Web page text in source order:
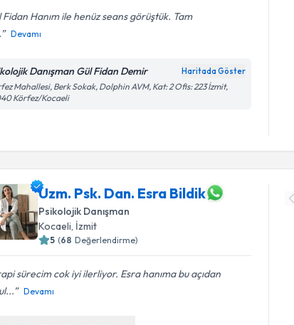
Fidan Hanım ile henüz seans görüştük. Tam
Devamı
Danışman Gül Fidan Demir Haritada Göster
Mahallesi, Berk Sokak, Dolphin AVM, Kat: 2 Ofis: 223 İzmit,
Körfez/Kocaeli
Uzm. Psk. Dan. Esra Bildik
Psikolojik Danışman
Kocaeli, İzmit
5 (68 Değerlendirme)
sürecim cok iyi ilerliyor. Esra hanıma bu açıdan
Devamı